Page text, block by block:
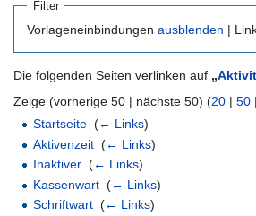
Filter
Vorlageneinbindungen ausblenden |
Die folgenden Seiten verlinken auf „
Zeige (vorherige 50 | nächste 50) (20 | 50
Startseite (← Links)
Aktivenzeit (← Links)
Inaktiver (← Links)
Kassenwart (← Links)
Schriftwart (← Links)